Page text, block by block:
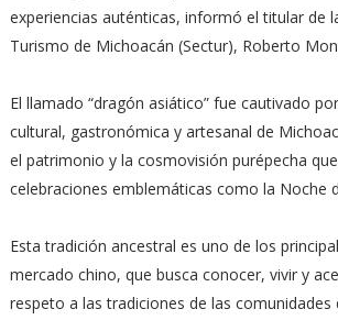
experiencias auténticas, informó el titular de
Turismo de Michoacán (Sectur), Roberto
El llamado “dragón asiático” fue cautivado
cultural, gastronómica y artesanal de
el patrimonio y la cosmovisión purépecha
celebraciones emblemáticas como la Noche
Esta tradición ancestral es uno de los
mercado chino, que busca conocer, vivir y
respeto a las tradiciones de las comunidades